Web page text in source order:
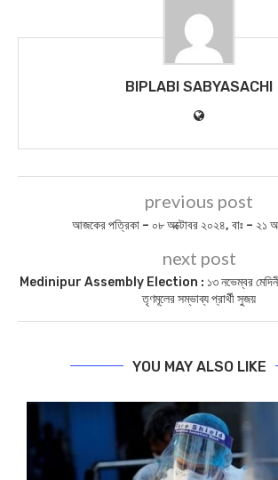
BIPLABI SABYASACHI
previous post
আজকের পত্রিকা – ০৮ অক্টোবর ২০২৪, বাঃ – ২১
next post
Medinipur Assembly Election : ১৩ নভেম্বর মেদিনীপুর
তৃণমূলের সম্ভাব্য প্রার্থী সুজয়
YOU MAY ALSO LIKE